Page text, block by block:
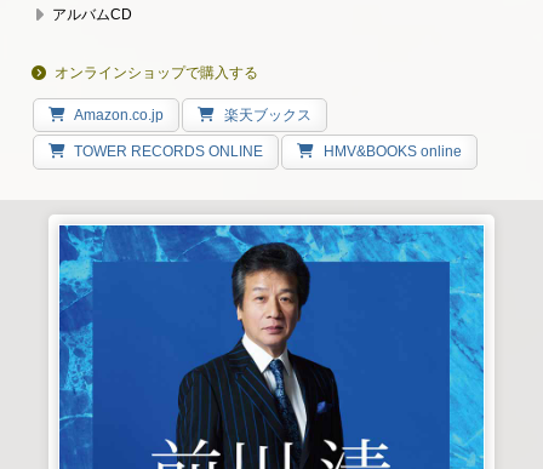
アルバムCD
オンラインショップで購入する
Amazon.co.jp 楽天ブックス
TOWER RECORDS ONLINE HMV&BOOKS online